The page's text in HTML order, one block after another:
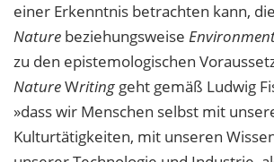
einer Erkenntnis betrachten kann,
Nature beziehungsweise
zu den epistemologischen
NatureWriting geht gemäß Ludwig
»dass wir Menschen selbst mit
Kulturtätigkeiten, mit unseren